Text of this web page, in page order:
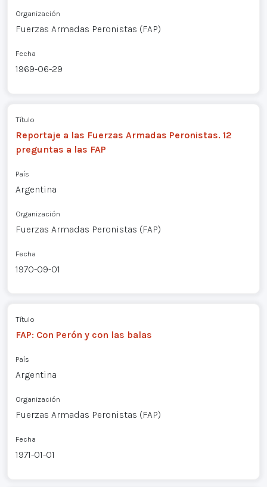
Organización
Fuerzas Armadas Peronistas (FAP)
Fecha
1969-06-29
Título
Reportaje a las Fuerzas Armadas Peronistas. 12
preguntas a las FAP
País
Argentina
Organización
Fuerzas Armadas Peronistas (FAP)
Fecha
1970-09-01
Título
FAP: Con Perón y con las balas
País
Argentina
Organización
Fuerzas Armadas Peronistas (FAP)
Fecha
1971-01-01